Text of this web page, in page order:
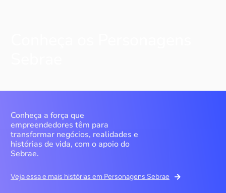
Conheça a força que
empreendedores têm para
transformar negócios, realidades e
histórias de vida, com o apoio do
Sebrae.
Veja essa e mais histórias em Personagens Sebrae